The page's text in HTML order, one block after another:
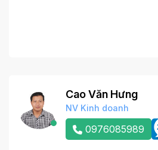
Cao Văn Hưng
NV Kinh doanh
0976085989